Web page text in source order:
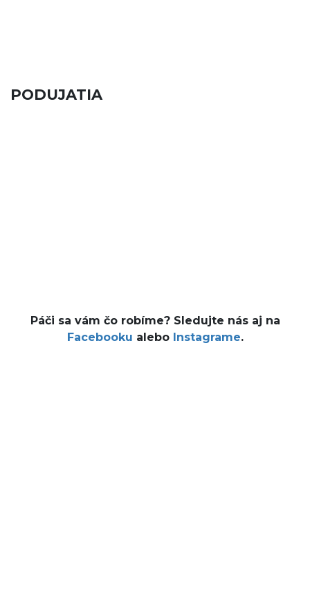
PODUJATIA
Páči sa vám čo robíme? Sledujte nás aj na
Facebooku alebo Instagrame.